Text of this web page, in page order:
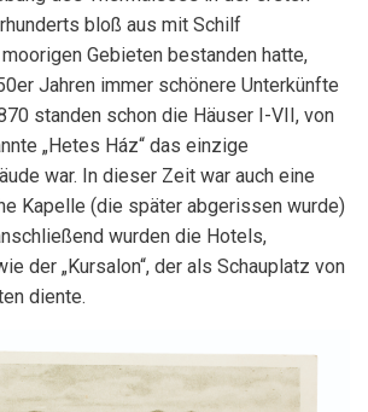
bloß aus mit Schilf
Gebieten bestanden hatte,
Jahren immer schönere Unterkünfte
standen schon die Häuser I-VII, von
„Hetes Ház“ das einzige
war. In dieser Zeit war auch eine
Kapelle (die später abgerissen wurde)
wurden die Hotels,
der „Kursalon“, der als Schauplatz von
diente.